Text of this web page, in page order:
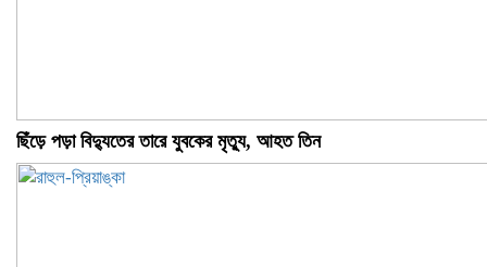
ছিঁড়ে পড়া বিদ্যুতের তারে যুবকের মৃত্যু, আহত তিন